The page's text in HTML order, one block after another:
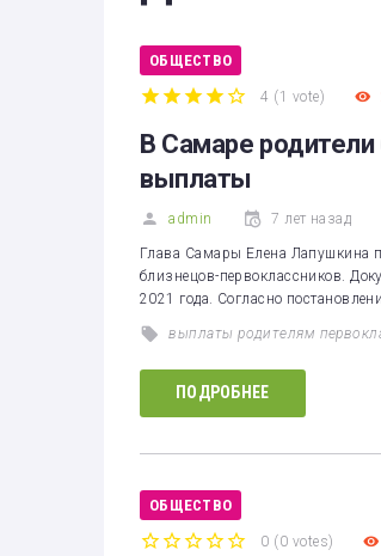
Здоровье
Экономика
Технологии
Политика
ОБЩЕСТВО
4 (1 vote)
В Самаре родители
выплаты
admin 7 лет назад
Глава Самары Елена Лапушкина
близнецов-первоклассников.
2021 года. Согласно
выплаты родителям
ПОДРОБНЕЕ
ОБЩЕСТВО
0 (0 votes)